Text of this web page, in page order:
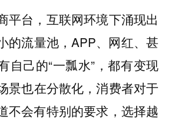
平台，互联网环境下涌现出
的流量池，APP、网红、甚
自己的“一瓢水”，都有变现
景也在分散化，消费者对于
不会有特别的要求，选择越